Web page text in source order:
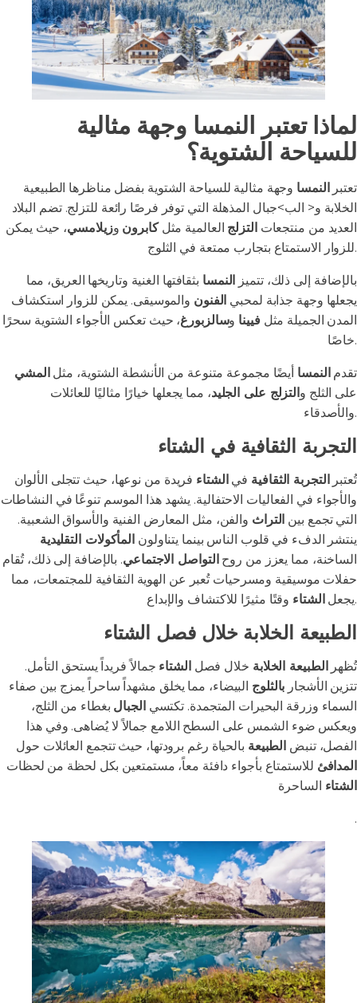
لماذا تعتبر النمسا وجهة مثالية
للسياحة الشتوية؟
تعتبر النمسا وجهة مثالية للسياحة الشتوية بفضل مناظرها الطبيعية
الخلابة و< الب>جبال المذهلة التي توفر فرصًا رائعة للتزلج. تضم البلاد
العديد من منتجعات التزلج العالمية مثلكابرون وزيلامسي، حيث يمكن
للزوار الاستمتاع بتجارب ممتعة في الثلوج.
بالإضافة إلى ذلك، تتميز النمسا بثقافتها الغنية وتاريخها العريق، مما
يجعلها وجهة جذابة لمحبي الفنون والموسيقى. يمكن للزوار استكشاف
المدن الجميلة مثل فيينا وسالزبورغ، حيث تعكس الأجواء الشتوية سحرًا
خاصًا.
تقدم النمسا أيضًا مجموعة متنوعة من الأنشطة الشتوية، مثل المشي
على الثلج والتزلج على الجليد، مما يجعلها خيارًا مثاليًا للعائلات
والأصدقاء.
التجربة الثقافية في الشتاء
تُعتبر التجربة الثقافية في الشتاء فريدة من نوعها، حيث تتجلى الألوان
والأجواء في الفعاليات الاحتفالية. يشهد هذا الموسم تنوعًا في النشاطات
التي تجمع بين التراث والفن، مثل المعارض الفنية والأسواق الشعبية.
ينتشر الدفء في قلوب الناس بينما يتناولون المأكولات التقليدية
الساخنة، مما يعزز من روح التواصل الاجتماعي. بالإضافة إلى ذلك، تُقام
حفلات موسيقية ومسرحيات تُعبر عن الهوية الثقافية للمجتمعات، مما
يجعل الشتاء وقتًا مثيرًا للاكتشاف والإبداع.
الطبيعة الخلابة خلال فصل الشتاء
تُظهر الطبيعة الخلابة خلال فصل الشتاء جمالاً فريداً يستحق التأمل.
تتزين الأشجار بالثلوج البيضاء، مما يخلق مشهداً ساحراً يمزج بين صفاء
السماء وزرقة البحيرات المتجمدة. تكتسي الجبال بغطاء من الثلج،
ويعكس ضوء الشمس على السطح اللامع جمالاً لا يُضاهى. وفي هذا
الفصل، تنبض الطبيعة بالحياة رغم برودتها، حيث تتجمع العائلات حول
المدافئ للاستمتاع بأجواء دافئة معاً، مستمتعين بكل لحظة من لحظات
الشتاء الساحرة
.